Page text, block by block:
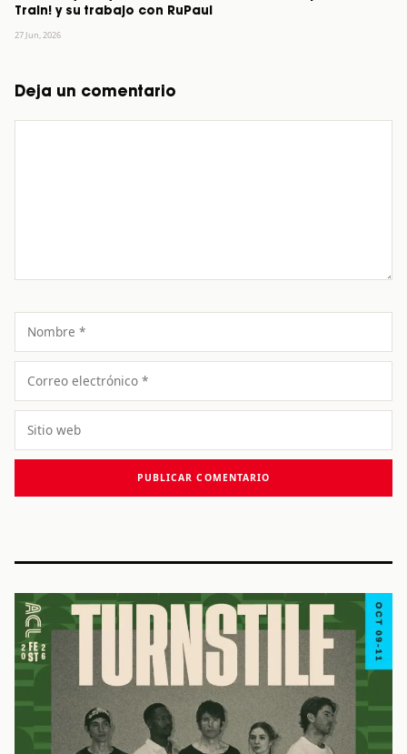
Train! y su trabajo con RuPaul
27 Jun, 2026
Deja un comentario
Comentario
Nombre
Correo
electrónico
Sitio
web